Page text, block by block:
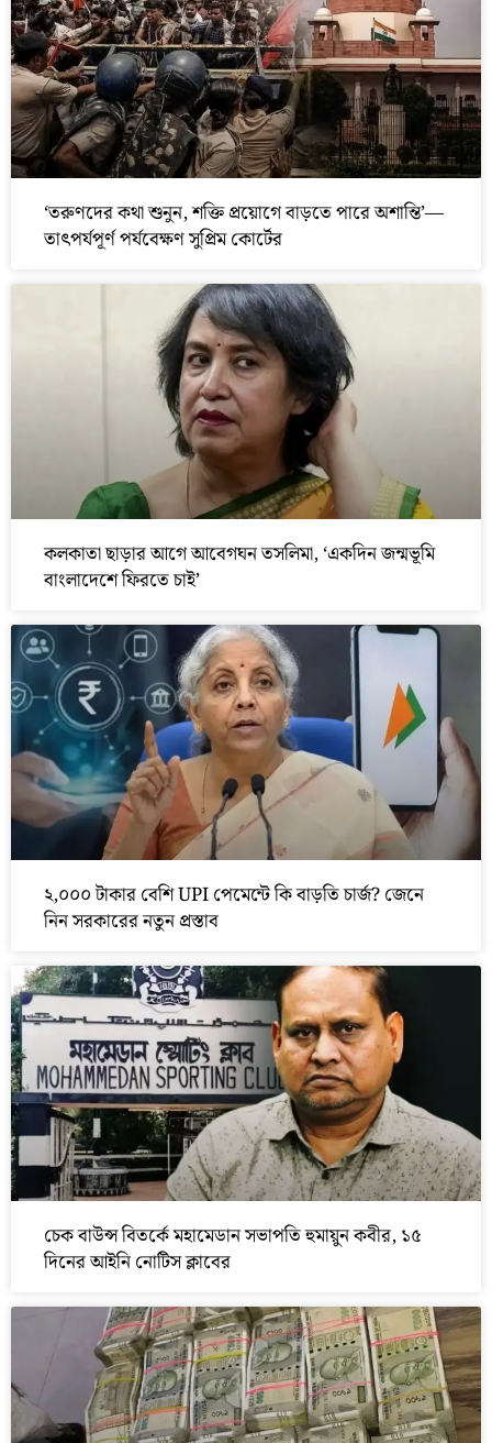
‘তরুণদের কথা শুনুন, শক্তি প্রয়োগে বাড়তে পারে অশান্তি’—
তাৎপর্যপূর্ণ পর্যবেক্ষণ সুপ্রিম কোর্টের
কলকাতা ছাড়ার আগে আবেগঘন তসলিমা, ‘একদিন জন্মভূমি
বাংলাদেশে ফিরতে চাই’
২,০০০ টাকার বেশি UPI পেমেন্টে কি বাড়তি চার্জ? জেনে
নিন সরকারের নতুন প্রস্তাব
চেক বাউন্স বিতর্কে মহামেডান সভাপতি হুমায়ুন কবীর, ১৫
দিনের আইনি নোটিস ক্লাবের